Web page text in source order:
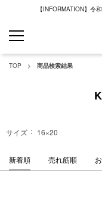
【INFORMATION】令
TOP 商品検索結果
サイズ 16×20
新着順 売れ筋順